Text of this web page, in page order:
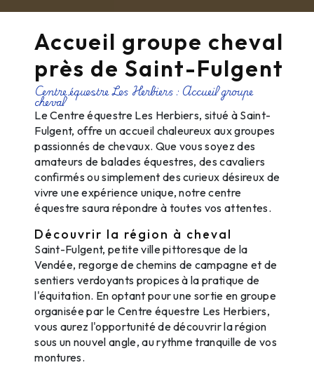
Accueil groupe cheval
près de Saint-Fulgent
Centre équestre Les Herbiers : Accueil groupe
cheval
Le Centre équestre Les Herbiers, situé à Saint-
Fulgent, offre un accueil chaleureux aux groupes
passionnés de chevaux. Que vous soyez des
amateurs de balades équestres, des cavaliers
confirmés ou simplement des curieux désireux de
vivre une expérience unique, notre centre
équestre saura répondre à toutes vos attentes.
Découvrir la région à cheval
Saint-Fulgent, petite ville pittoresque de la
Vendée, regorge de chemins de campagne et de
sentiers verdoyants propices à la pratique de
l'équitation. En optant pour une sortie en groupe
organisée par le Centre équestre Les Herbiers,
vous aurez l'opportunité de découvrir la région
sous un nouvel angle, au rythme tranquille de vos
montures.